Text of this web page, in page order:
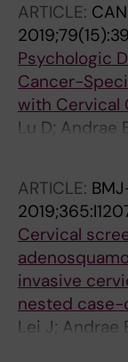
ARTICLE:
Psychologic
Cancer-
with Cervical
Lu D; Andrae
ARTICLE:
Cervical
invasive
nested
Lei J; Andrae
C; Kleppe